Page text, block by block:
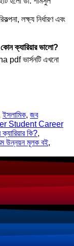
লক্ষ্য নির্ধারণ এবং
কোন ক্যারিয়ার ভালো?
ভার্সনটি এখনো
ইসলামিক, জব
Student Career
ক্যারিয়ার কি?,
উন্নয়ন মূলক বই,